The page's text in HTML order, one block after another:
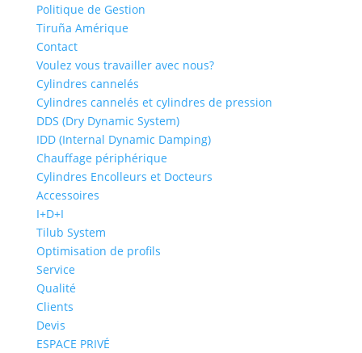
Politique de Gestion
Tiruña Amérique
Contact
Voulez vous travailler avec nous?
Cylindres cannelés
Cylindres cannelés et cylindres de pression
DDS (Dry Dynamic System)
IDD (Internal Dynamic Damping)
Chauffage périphérique
Cylindres Encolleurs et Docteurs
Accessoires
I+D+I
Tilub System
Optimisation de profils
Service
Qualité
Clients
Devis
ESPACE PRIVÉ